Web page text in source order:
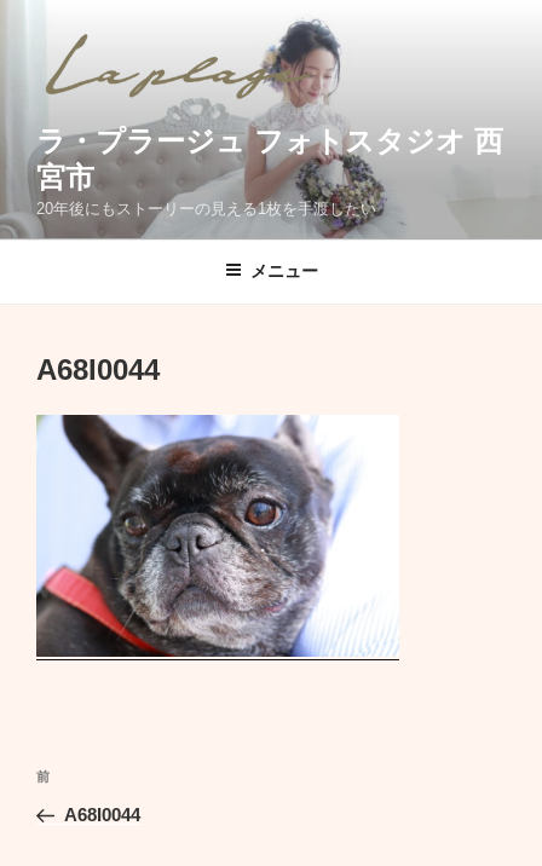
キ
ッ
ラ・プラージュ フォトスタジオ 西
宮市
20年後にもストーリーの見える1枚を手渡したい
メニュー
A68I0044
投
ナ
前
の
前
A68I0044